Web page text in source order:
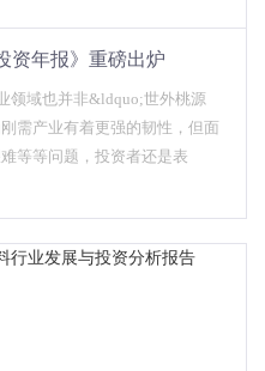
资年报》重磅出炉
领域也并非&ldquo;世外桃源
需产业有着更强的韧性，但面
等等问题，投资者还是表